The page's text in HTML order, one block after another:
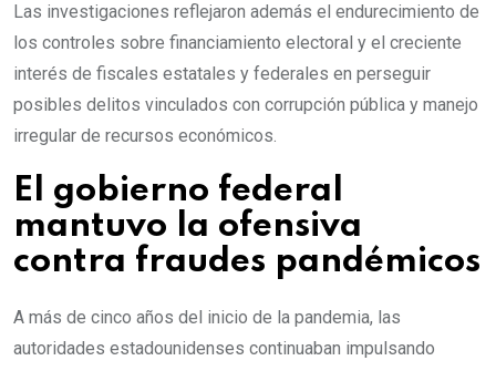
Las investigaciones reflejaron además el endurecimiento de
los controles sobre financiamiento electoral y el creciente
interés de fiscales estatales y federales en perseguir
posibles delitos vinculados con corrupción pública y manejo
irregular de recursos económicos.
El gobierno federal
mantuvo la ofensiva
contra fraudes pandémicos
A más de cinco años del inicio de la pandemia, las
autoridades estadounidenses continuaban impulsando